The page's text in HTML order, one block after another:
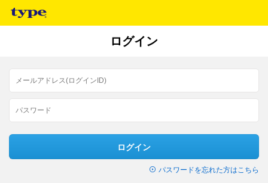
ログイン
ログイン
パスワードを忘れた方はこちら